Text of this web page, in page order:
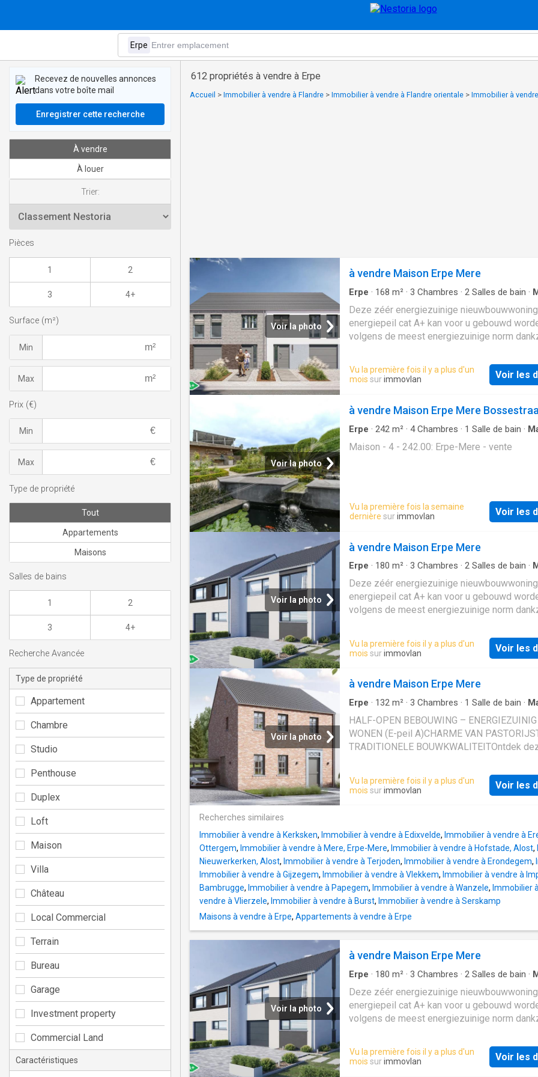
612 propriétés à vendre à Erpe
Accueil > Immobilier à vendre à Flandre > Immobilier à vendre à Flandre orientale > Immobilier à
Voir la photo
à vendre Maison Erpe Mere
Erpe · 168 m² · 3 Chambres · 2 Salles de bain ·
Deze zéér energiezuinige
energiepeil cat A+ kan voor u gebouwd
volgens de meest energiezuinige norm
ventilatiesysteem met dubbele luchtstroom
warmterecuperatie (systeem D), driedubbele
beglazing, 13 zonnepanelen (445wp),
lastenboek. Het ontwerp kan nog volledig aan
smaak worden aangepast alsook de indeling
afwerkingsgraad. Meer info via Team
het nummer: 02/556.47.56. De prijs bedraagt
Vu la première fois il y a plus d'un
mois surimmovlan Voir les
Voir la photo
à vendre Maison Erpe Mere
Erpe · 242 m² · 4Chambres · 1 Salle de bain ·
Maison - 4 - 242.00: Erpe-Mere - vente
Vu la première fois la semaine
dernière surimmovlan Voir les
Voir la photo
à vendre Maison Erpe Mere
Erpe · 180 m² · 3 Chambres · 2 Salles de bain ·
Deze zéér energiezuinige
energiepeil cat A+ kan voor u gebouwd
volgens de meest energiezuinige norm
ventilatiesysteem met dubbele luchtstroom
warmterecuperatie (systeem D), driedubbele
lastenboek. Het ontwerp kan nog volledig aan
smaak worden aangepast alsook de indeling
afwerkingsgraad. Meer info via Team
het nummer: 02/556.47.56. De prijs bedraagt
616.406€ (Grond + registratie + notaris +
Vu la première fois il y a plus d'un
mois surimmovlan Voir les
Voir la photo
à vendre Maison Erpe Mere
Erpe · 132 m² · 3 Chambres · 1 Salle de bain ·
HALF-OPEN BEBOUWING – ENERGIEZUINIG
WONEN (E-peil A)CHARME VAN
TRADITIONELE BOUWKWALITEITOntdek
woning die klassieke charme combineert
moderne energieprestaties (E-peil A). Dit
en moderne technieken:✅ Driedubbele
voor optimale isolatie✅ 13 Fotovoltaïsche
zonnepanelen voor lagere energiekosten✅
Warmtepomp & vloerverwarming voor
thermisch comfort✅ Ventilatiesysteem type
warmterecuperatie voor een gezond
Elegante afwerking met blauwe hardsteen
authentieke uitstralingMet een bewoonbare
biedt deze woning alle comfort voor een
gezin.Gelegen in de stad, combineert deze
woonomgeving, dicht bij winkels, scholen en
vo
Vu la première fois il y a plus d'un
mois surimmovlan Voir les
Recherches similaires
Immobilier à vendre à Kerksken, Immobilier à vendre à Edixvelde, Immobilier à vendre à
Ottergem, Immobilier à vendre à Mere, Erpe-Mere, Immobilier à vendre à Hofstade, Alost,
Nieuwerkerken, Alost, Immobilier à vendre à Terjoden, Immobilier à vendre à Erondegem,
Immobilier à vendre à Gijzegem, Immobilier à vendre à Vlekkem, Immobilier à vendre à
Bambrugge, Immobilier à vendre à Papegem, Immobilier à vendre à Wanzele, Immobilier
vendre à Vlierzele, Immobilier à vendre à Burst, Immobilier à vendre à Serskamp
Maisons à vendre à Erpe, Appartements à vendre à Erpe
Voir la photo
à vendre Maison Erpe Mere
Erpe · 180 m² · 3 Chambres · 2 Salles de bain ·
Deze zéér energiezuinige
energiepeil cat A+ kan voor u gebouwd
volgens de meest energiezuinige norm
ventilatiesysteem met dubbele luchtstroom
warmterecuperatie (systeem D), driedubbele
beglazing, 13 zonnepanelen (445wp),
Vu la première fois il y a plus d'un
mois surimmovlan Voir les
Recevez de nouvelles annonces
dans votre boîte mail
Enregistrer cette recherche
À vendre
À louer
Trier:
Pièces
1 2
3 4+
Surface (m²)
Min
Max
Prix (€)
Min
Max
Type de propriété
Tout
Appartements
Maisons
Salles de bains
1 2
3 4+
Recherche Avancée
Type de propriété
Appartement
Chambre
Studio
Penthouse
Duplex
Loft
Maison
Villa
Château
Local Commercial
Terrain
Bureau
Garage
Investment property
Commercial Land
Caractéristiques